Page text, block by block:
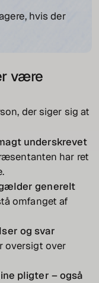
hvis der
være
der siger sig at
underskrevet
har ret
generelt
omfanget af
og svar
oversigt over
pligter – også